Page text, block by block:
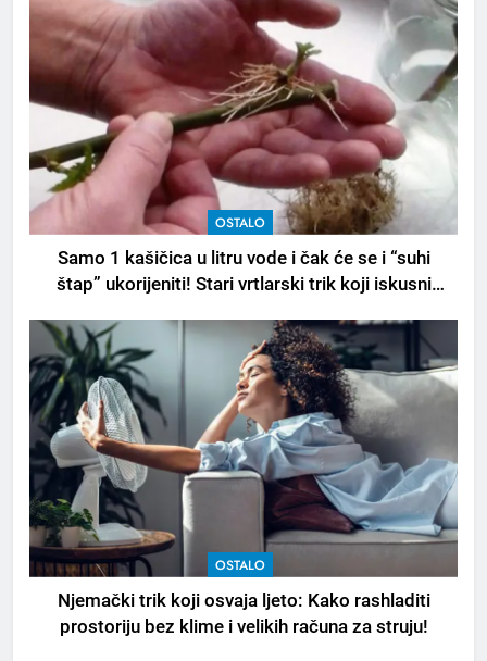
OSTALO
Samo 1 kašičica u litru vode i čak će se i “suhi
štap” ukorijeniti! Stari vrtlarski trik koji iskusni
OSTALO
Njemački trik koji osvaja ljeto: Kako rashladiti
prostoriju bez klime i velikih računa za struju!